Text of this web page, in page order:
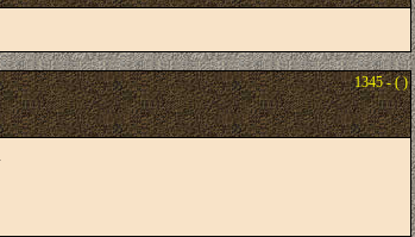
1345 - ( )